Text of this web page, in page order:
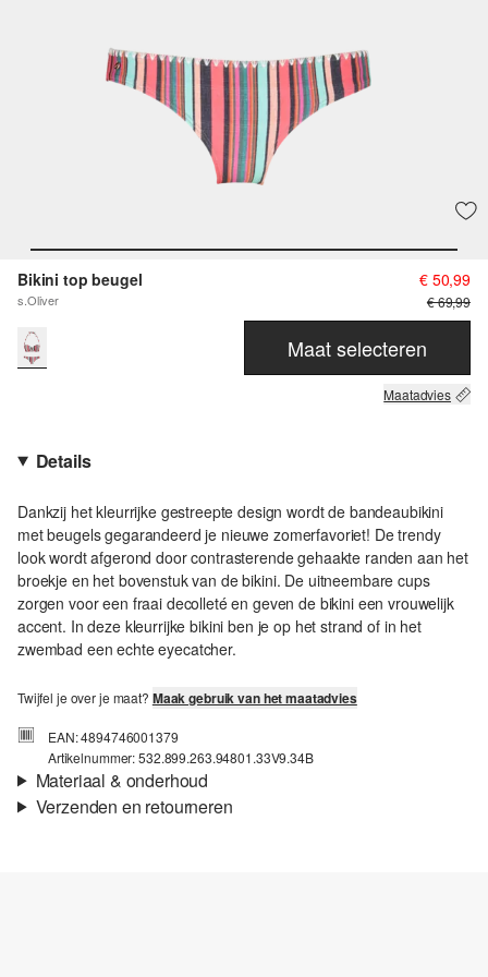
Bikini top beugel
s.Oliver
€ 50,99
€ 69,99
Maat selecteren
Maatadvies
Details
Dankzij het kleurrijke gestreepte design wordt de bandeaubikini
met beugels gegarandeerd je nieuwe zomerfavoriet! De trendy
look wordt afgerond door contrasterende gehaakte randen aan het
broekje en het bovenstuk van de bikini. De uitneembare cups
zorgen voor een fraai decolleté en geven de bikini een vrouwelijk
accent. In deze kleurrijke bikini ben je op het strand of in het
zwembad een echte eyecatcher.
Twijfel je over je maat? Maak gebruik van het maatadvies
EAN: 4894746001379
Artikelnummer: 532.899.263.94801.33V9.34B
Materiaal & onderhoud
Verzenden en retourneren